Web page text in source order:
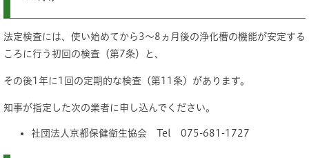
法定検査には、使い始めてから3～8ヵ月後の浄化槽の機能が安定する
ころに行う初回の検査（第7条）と、
その後1年に1回の定期的な検査（第11条）があります。
知事が指定した次の業者に申し込んでください。
社団法人京都保健衛生協会 Tel 075-681-1727